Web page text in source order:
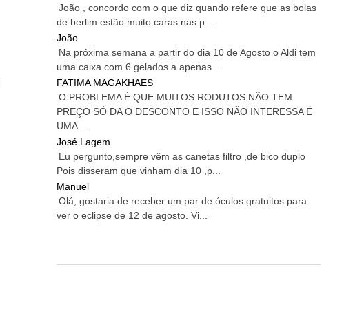
João , concordo com o que diz quando refere que as bolas
de berlim estão muito caras nas p...
João
Na próxima semana a partir do dia 10 de Agosto o Aldi tem
uma caixa com 6 gelados a apenas...
FATIMA MAGAKHAES
O PROBLEMA É QUE MUITOS RODUTOS NÃO TEM
PREÇO SÓ DA O DESCONTO E ISSO NÃO INTERESSA É
UMA...
José Lagem
Eu pergunto,sempre vêm as canetas filtro ,de bico duplo
Pois disseram que vinham dia 10 ,p...
Manuel
Olá, gostaria de receber um par de óculos gratuitos para
ver o eclipse de 12 de agosto. Vi...